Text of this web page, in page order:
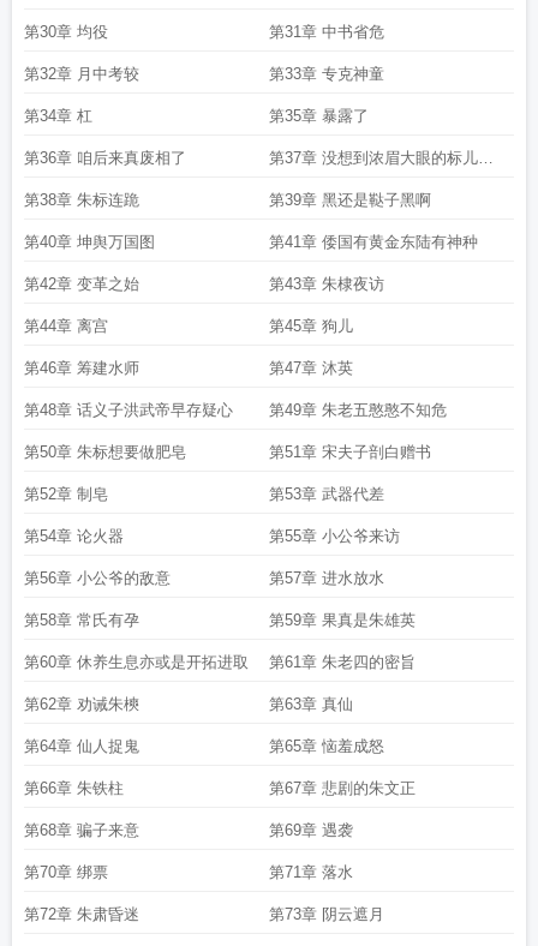
第30章 均役 第31章 中书省危
第32章 月中考较 第33章 专克神童
第34章 杠 第35章 暴露了
第36章 咱后来真废相了 第37章 没想到浓眉大眼的标儿竟
然
第38章 朱标连跪 第39章 黑还是鞑子黑啊
第40章 坤舆万国图 第41章 倭国有黄金东陆有神种
第42章 变革之始 第43章 朱棣夜访
第44章 离宫 第45章 狗儿
第46章 筹建水师 第47章 沐英
第48章 话义子洪武帝早存疑心 第49章 朱老五憨憨不知危
第50章 朱标想要做肥皂 第51章 宋夫子剖白赠书
第52章 制皂 第53章 武器代差
第54章 论火器 第55章 小公爷来访
第56章 小公爷的敌意 第57章 进水放水
第58章 常氏有孕 第59章 果真是朱雄英
第60章 休养生息亦或是开拓进取 第61章 朱老四的密旨
第62章 劝诫朱樉 第63章 真仙
第64章 仙人捉鬼 第65章 恼羞成怒
第66章 朱铁柱 第67章 悲剧的朱文正
第68章 骗子来意 第69章 遇袭
第70章 绑票 第71章 落水
第72章 朱肃昏迷 第73章 阴云遮月